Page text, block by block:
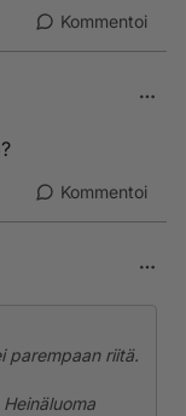
Kommentoi
Kommentoi
parempaan riitä.